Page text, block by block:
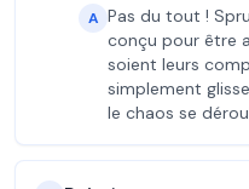
A Pas du tout !
conçu pour être
soient leurs
simplement
le chaos se